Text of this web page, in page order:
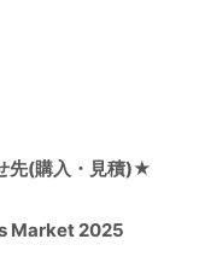
先(購入・見積)★
Market 2025